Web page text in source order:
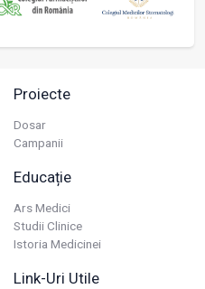
Proiecte
Dosar
Campanii
Educație
Ars Medici
Studii Clinice
Istoria Medicinei
Link-Uri Utile